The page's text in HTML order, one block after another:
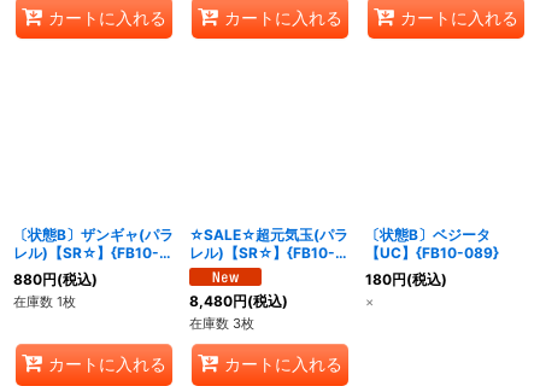
カートに入れる カートに入れる カートに入れる
〔状態B〕ザンギャ(パラ
レル)【SR☆】{FB10-
078}
880円(税込)
在庫数 1枚
カートに入れる
☆SALE☆超元気玉(パラ
レル)【SR☆】{FB10-
024}
8,480円(税込)
在庫数 3枚
カートに入れる
〔状態B〕ベジータ
【UC】{FB10-089}
180円(税込)
×